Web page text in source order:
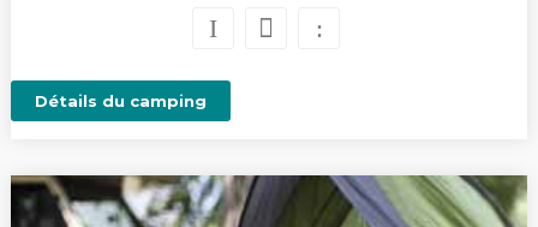
Détails du camping